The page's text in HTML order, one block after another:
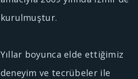
kurulmuştur.
Yıllar boyunca elde ettiğimiz
deneyim ve tecrübeler ile